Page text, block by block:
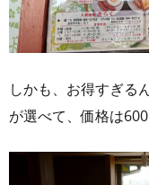
しかも、お得すぎる
が選べて、価格は